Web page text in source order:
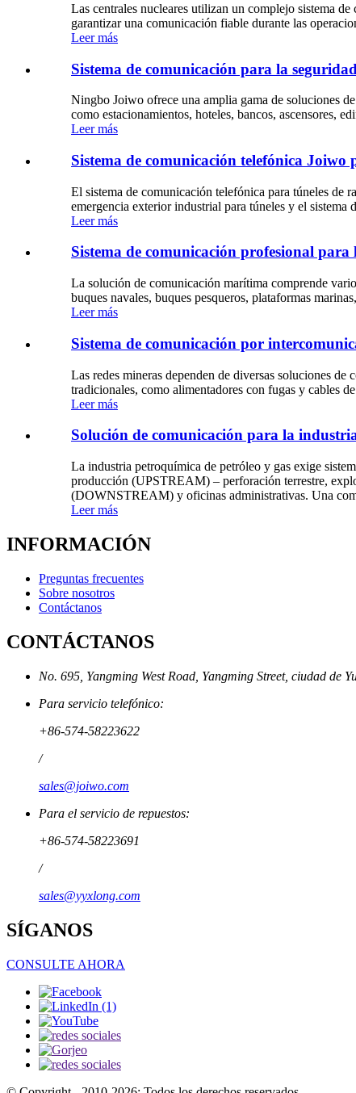
Las centrales nucleares utilizan un complejo sistema
garantizar una comunicación fiable durante las
Leer más
Sistema de comunicación para la
Ningbo Joiwo ofrece una amplia gama de soluciones
como estacionamientos, hoteles, bancos, ascensores,
Leer más
Sistema de comunicación telefónica Joiwo
El sistema de comunicación telefónica para túneles de
emergencia exterior industrial para túneles y el
Leer más
Sistema de comunicación profesional para
La solución de comunicación marítima comprende
buques navales, buques pesqueros, plataformas
Leer más
Sistema de comunicación por
Las redes mineras dependen de diversas soluciones
tradicionales, como alimentadores con fugas y cables
Leer más
Solución de comunicación para la
La industria petroquímica de petróleo y gas exige
producción (UPSTREAM) – perforación terrestre,
(DOWNSTREAM) y oficinas administrativas. Una
Leer más
INFORMACIÓN
Preguntas frecuentes
Sobre nosotros
Contáctanos
CONTÁCTANOS
No. 695, Yangming West Road, Yangming Street, ciudad de
Para servicio telefónico:
+86-574-58223622
/
sales@joiwo.com
Para el servicio de repuestos:
+86-574-58223691
/
sales@yyxlong.com
SÍGANOS
CONSULTE AHORA